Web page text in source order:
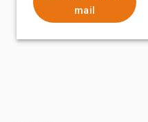
mail